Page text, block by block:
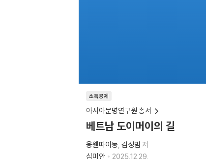
소득공제
아시아문명연구원 총서
베트남 도이머이의 길
응웬따이동 김성범 저
심미안
2025.12.29.